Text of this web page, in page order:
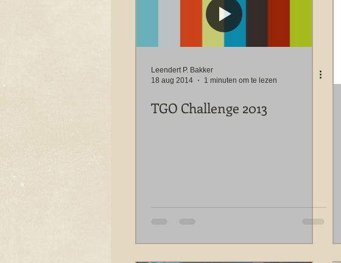
Leendert P. Bakker
18 aug 2014
1 minuten om te lezen
TGO Challenge 2013